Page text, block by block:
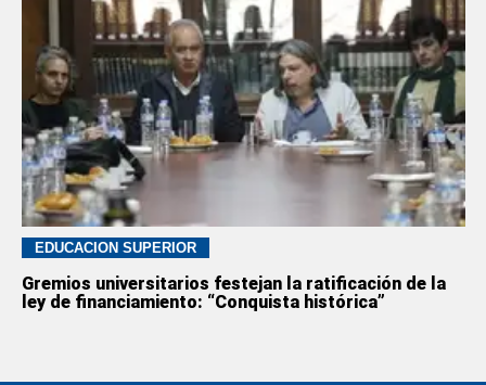
EDUCACION SUPERIOR
Gremios universitarios festejan la ratificación de la
ley de financiamiento: “Conquista histórica”